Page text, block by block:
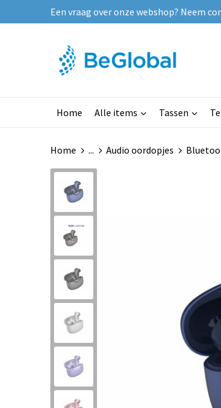
Een vraag over onze webshop? Neem
Home Alle items Tassen
Home ... Audio oordopjes